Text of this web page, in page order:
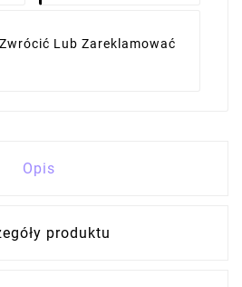
Lub Zareklamować
Opis
produktu